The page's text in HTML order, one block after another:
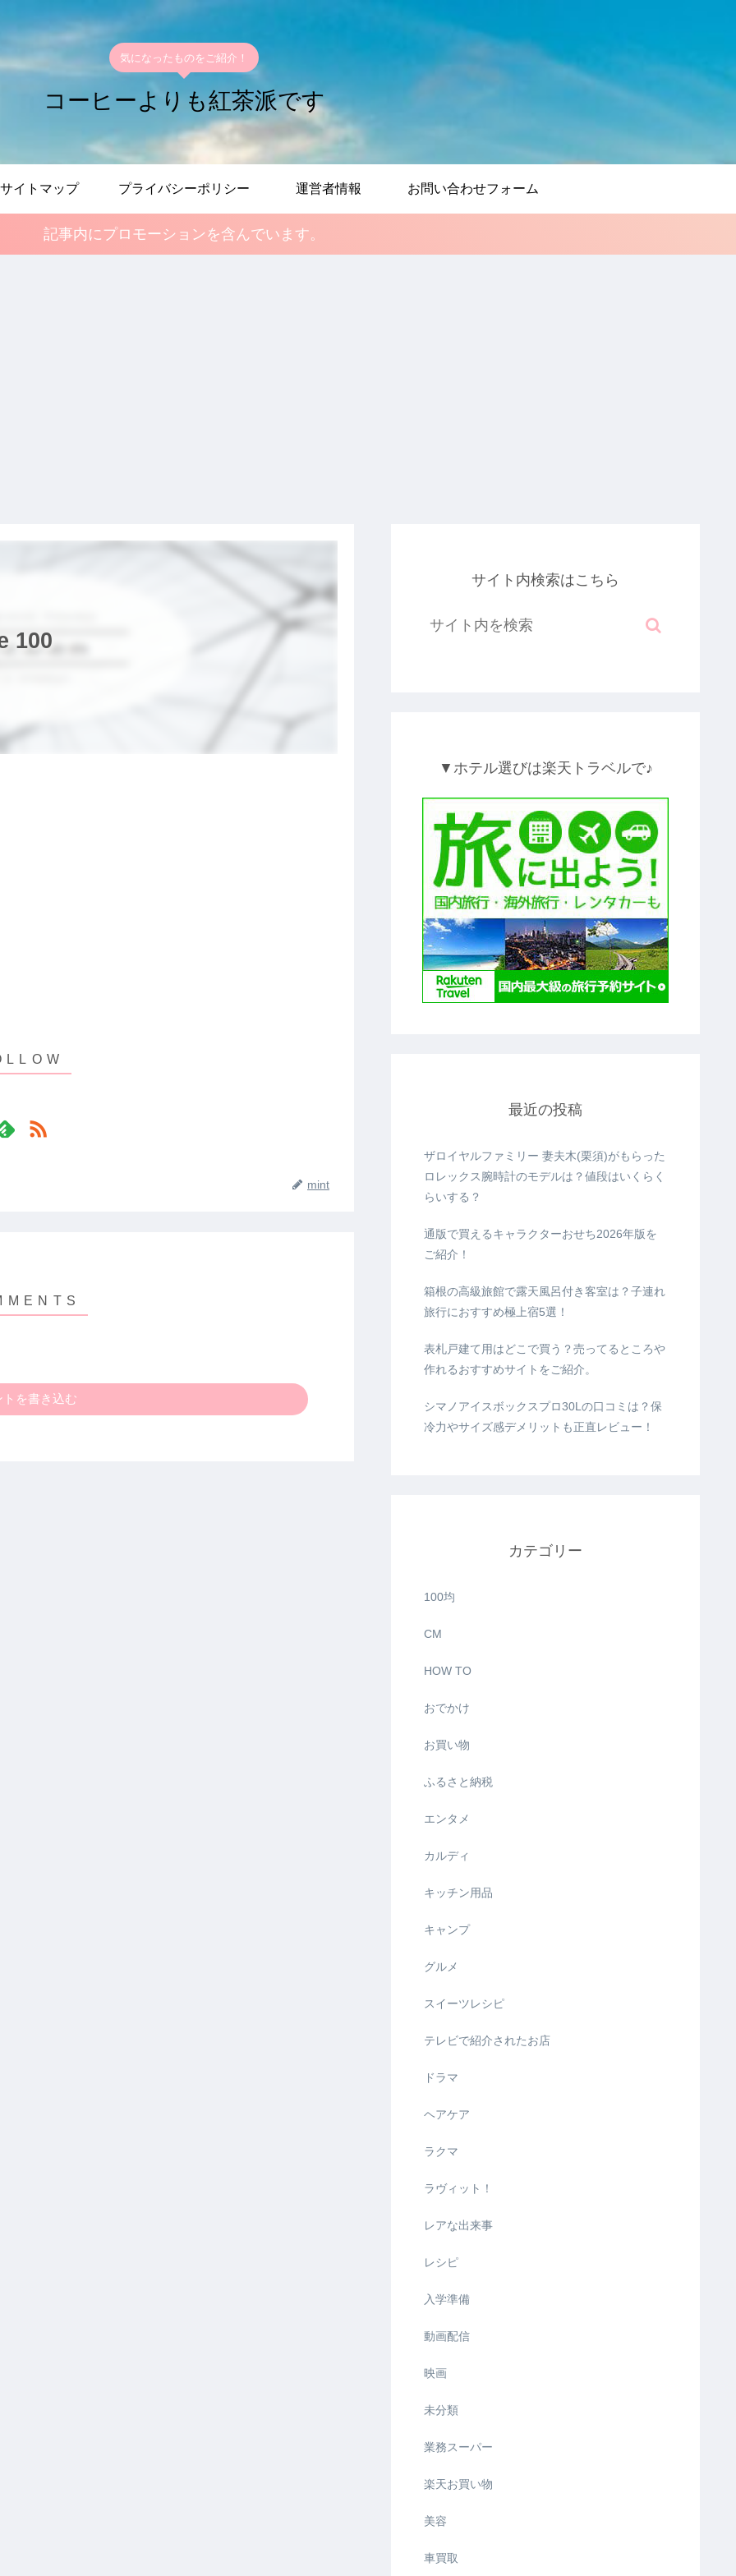
気になったものをご紹介！
コーヒーよりも紅茶派です
サイトマップ プライバシーポリシー 運営者情報 お問い合わせフォーム
記事内にプロモーションを含んでいます。
100
mint
を書き込む
サイト内検索はこちら
▼ホテル選びは楽天トラベルで♪
最近の投稿
ザロイヤルファミリー 妻夫木(栗須)がもらった
ロレックス腕時計のモデルは？値段はいくらく
らいする？
通版で買えるキャラクターおせち2026年版を
ご紹介！
箱根の高級旅館で露天風呂付き客室は？子連れ
旅行におすすめ極上宿5選！
表札戸建て用はどこで買う？売ってるところや
作れるおすすめサイトをご紹介。
シマノアイスボックスプロ30Lの口コミは？保
冷力やサイズ感デメリットも正直レビュー！
カテゴリー
100均
CM
HOW TO
おでかけ
お買い物
ふるさと納税
エンタメ
カルディ
キッチン用品
キャンプ
グルメ
スイーツレシピ
テレビで紹介されたお店
ドラマ
ヘアケア
ラクマ
ラヴィット！
レアな出来事
レシピ
入学準備
動画配信
映画
未分類
業務スーパー
楽天お買い物
美容
車買取